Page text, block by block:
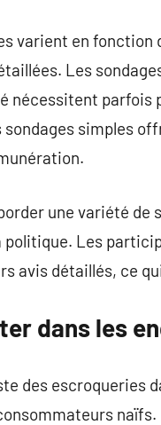
varient en
Les
nécessitent
sondages simples
une variété
politique. Les
avis détaillés, ce
dans les
des escroqueries